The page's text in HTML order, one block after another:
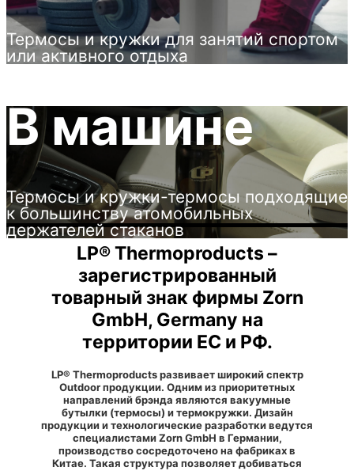
Термосы и кружки для занятий спортом
или активного отдыха
В машине
Термосы и кружки-термосы подходящие
к большинству атомобильных
держателей стаканов
LP® Thermoproducts –
зарегистрированный
товарный знак фирмы Zorn
GmbH, Germany на
территории ЕС и РФ.
LP® Thermoproducts развивает широкий спектр
Outdoor продукции. Одним из приоритетных
направлений брэнда являются вакуумные
бутылки (термосы) и термокружки. Дизайн
продукции и технологические разработки ведутся
специалистами Zorn GmbH в Германии,
производство сосредоточено на фабриках в
Китае. Такая структура позволяет добиваться